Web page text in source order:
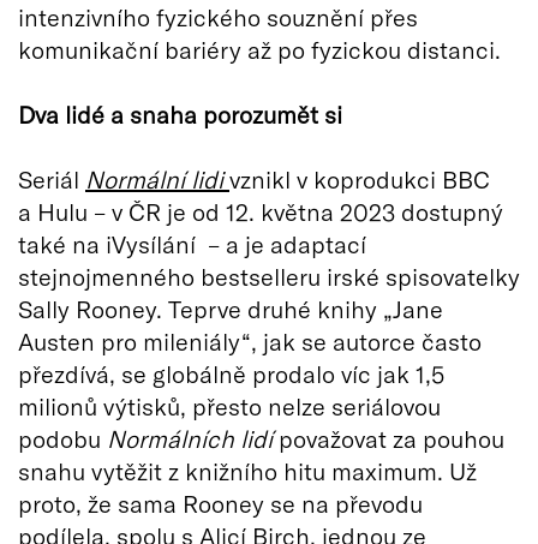
intenzivního fyzického souznění přes
komunikační bariéry až po fyzickou distanci.
Dva lidé a snaha porozumět si
Seriál Normální lidivznikl v koprodukci BBC
a Hulu – v ČR je od 12. května 2023 dostupný
také na iVysílání – a je adaptací
stejnojmenného bestselleru irské spisovatelky
Sally Rooney. Teprve druhé knihy „Jane
Austen pro mileniály“, jak se autorce často
přezdívá, se globálně prodalo víc jak 1,5
milionů výtisků, přesto nelze seriálovou
podobu Normálních lidípovažovat za pouhou
snahu vytěžit z knižního hitu maximum. Už
proto, že sama Rooney se na převodu
podílela, spolu s Alicí Birch, jednou ze